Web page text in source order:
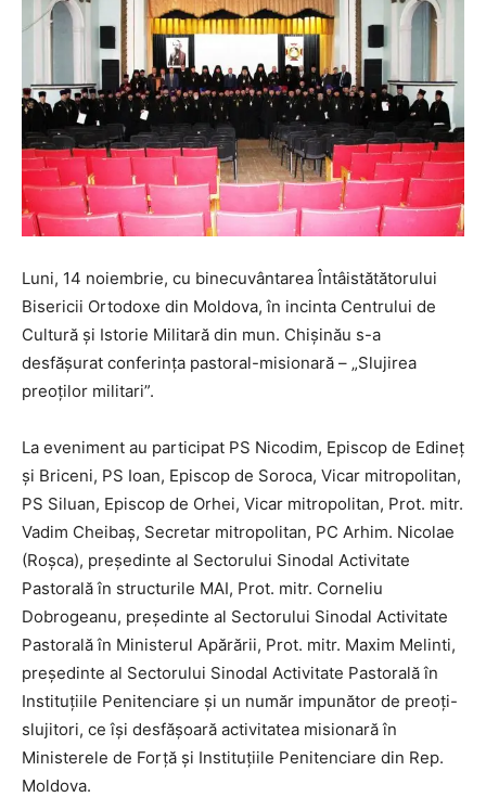
Luni, 14 noiembrie, cu binecuvântarea Întâistătătorului
Bisericii Ortodoxe din Moldova, în incinta Centrului de
Cultură şi Istorie Militară din mun. Chișinău s-a
desfășurat conferința pastoral-misionară – „Slujirea
preoților militari”.
La eveniment au participat PS Nicodim, Episcop de Edineț
și Briceni, PS Ioan, Episcop de Soroca, Vicar mitropolitan,
PS Siluan, Episcop de Orhei, Vicar mitropolitan, Prot. mitr.
Vadim Cheibaș, Secretar mitropolitan, PC Arhim. Nicolae
(Roșca), președinte al Sectorului Sinodal Activitate
Pastorală în structurile MAI, Prot. mitr. Corneliu
Dobrogeanu, președinte al Sectorului Sinodal Activitate
Pastorală în Ministerul Apărării, Prot. mitr. Maxim Melinti,
președinte al Sectorului Sinodal Activitate Pastorală în
Instituţiile Penitenciare și un număr impunător de preoți-
slujitori, ce își desfășoară activitatea misionară în
Ministerele de Forță și Instituțiile Penitenciare din Rep.
Moldova.